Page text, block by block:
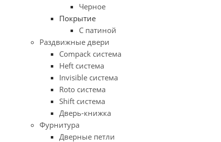
Черное
Покрытие
С патиной
Раздвижные двери
Compack система
Heft система
Invisible система
Roto система
Shift система
Дверь-книжка
Фурнитура
Дверные петли